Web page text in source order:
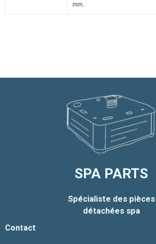
mm.
SPA PARTS
Spécialiste des pièces
détachées spa
Contact